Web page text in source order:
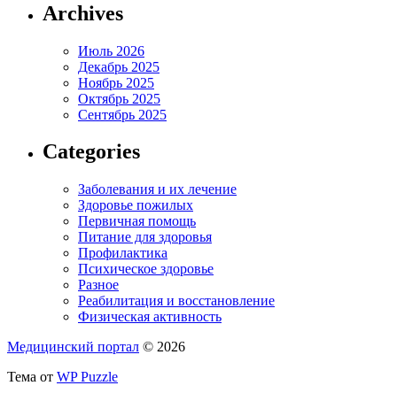
Archives
Июль 2026
Декабрь 2025
Ноябрь 2025
Октябрь 2025
Сентябрь 2025
Categories
Заболевания и их лечение
Здоровье пожилых
Первичная помощь
Питание для здоровья
Профилактика
Психическое здоровье
Разное
Реабилитация и восстановление
Физическая активность
Медицинский портал © 2026
Тема от WP Puzzle